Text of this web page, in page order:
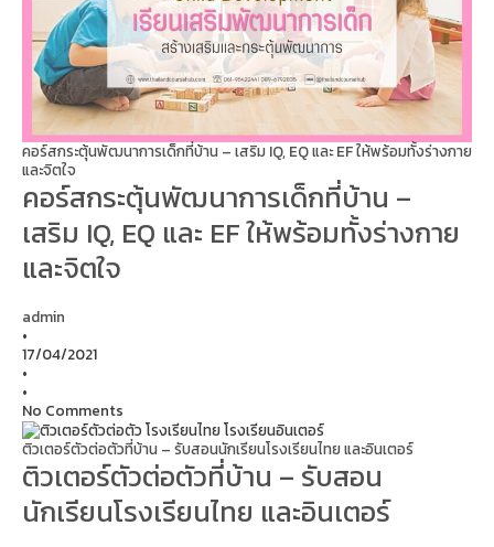
คอร์สกระตุ้นพัฒนาการเด็กที่บ้าน – เสริม IQ, EQ และ EF ให้พร้อมทั้งร่างกาย
และจิตใจ
คอร์สกระตุ้นพัฒนาการเด็กที่บ้าน –
เสริม IQ, EQ และ EF ให้พร้อมทั้งร่างกาย
และจิตใจ
admin
•
17/04/2021
•
•
No Comments
ติวเตอร์ตัวต่อตัวที่บ้าน – รับสอนนักเรียนโรงเรียนไทย และอินเตอร์
ติวเตอร์ตัวต่อตัวที่บ้าน – รับสอน
นักเรียนโรงเรียนไทย และอินเตอร์